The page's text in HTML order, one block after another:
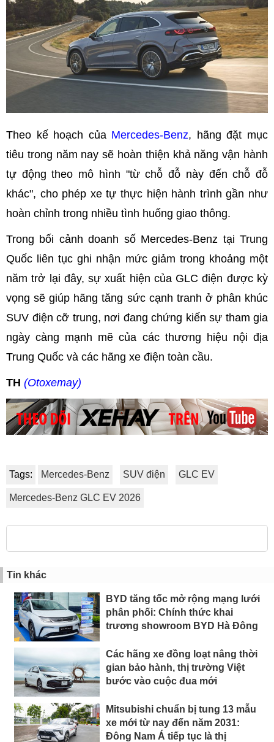
Theo kế hoạch của Mercedes-Benz, hãng đặt mục
tiêu trong năm nay sẽ hoàn thiện khả năng vận hành
tự động theo mô hình "từ chỗ đỗ này đến chỗ đỗ
khác", cho phép xe tự thực hiện hành trình gần như
hoàn chỉnh trong nhiều tình huống giao thông.
Trong bối cảnh doanh số Mercedes-Benz tại Trung
Quốc liên tục ghi nhận mức giảm trong khoảng một
năm trở lại đây, sự xuất hiện của GLC điện được kỳ
vọng sẽ giúp hãng tăng sức cạnh tranh ở phân khúc
SUV điện cỡ trung, nơi đang chứng kiến sự tham gia
ngày càng mạnh mẽ của các thương hiệu nội địa
Trung Quốc và các hãng xe điện toàn cầu.
TH (Otoxemay)
Tags: Mercedes-Benz SUV điện GLC EV
Mercedes-Benz GLC EV 2026
Tin khác
BYD tăng tốc mở rộng mạng lưới
phân phối: Chính thức khai
trương showroom BYD Hà Đông
Các hãng xe đồng loạt nâng thời
gian bảo hành, thị trường Việt
bước vào cuộc đua mới
Mitsubishi chuẩn bị tung 13 mẫu
xe mới từ nay đến năm 2031:
Đông Nam Á tiếp tục là thị